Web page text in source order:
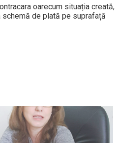
oarecum situația creată,
de plată pe suprafață